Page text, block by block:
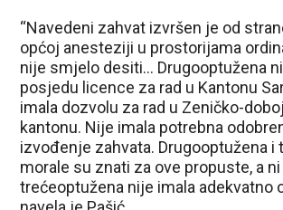
“Navedeni zahvat izvršen je od
općoj anesteziji u prostorijama
nije smjelo desiti… Drugooptužena
posjedu licence za rad u Kantonu
imala dozvolu za rad u Zeničko-
kantonu. Nije imala potrebna
izvođenje zahvata. Drugooptužena i
morale su znati za ove propuste, a ni
trećeoptužena nije imala adekvatno